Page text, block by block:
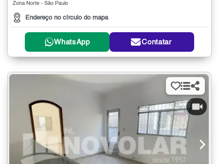
Zona Norte - São Paulo
Endereço no círculo do mapa
WhatsApp Contatar